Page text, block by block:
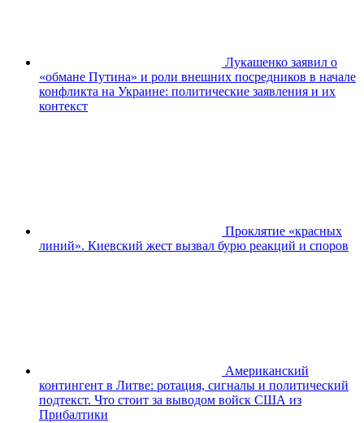
Лукашенко заявил о
«обмане Путина» и роли внешних посредников в начале
конфликта на Украине: политические заявления и их
контекст
Проклятие «красных
линий». Киевский жест вызвал бурю реакций и споров
Американский
контингент в Литве: ротация, сигналы и политический
подтекст. Что стоит за выводом войск США из
Прибалтики